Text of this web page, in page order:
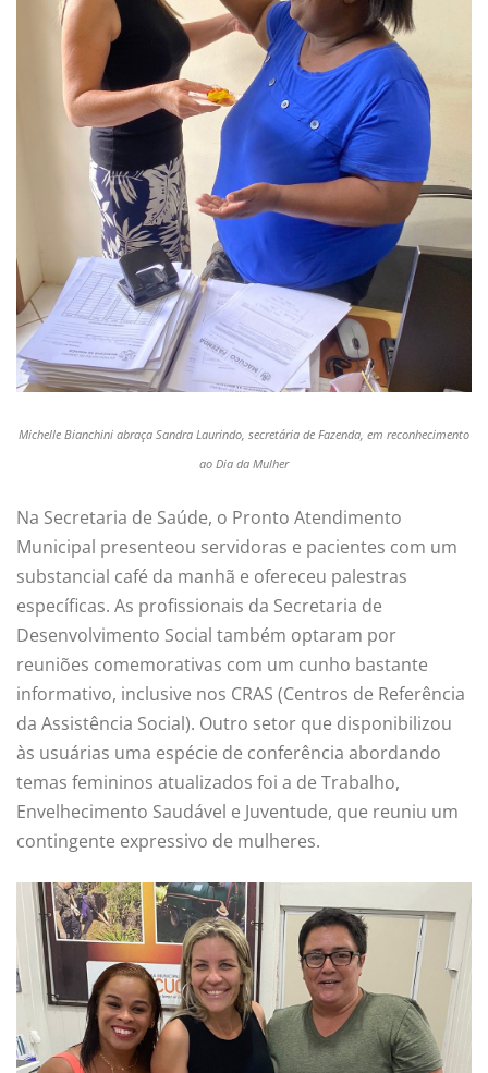
Michelle Bianchini abraça Sandra Laurindo, secretária de Fazenda, em reconhecimento
ao Dia da Mulher
Na Secretaria de Saúde, o Pronto Atendimento
Municipal presenteou servidoras e pacientes com um
substancial café da manhã e ofereceu palestras
específicas. As profissionais da Secretaria de
Desenvolvimento Social também optaram por
reuniões comemorativas com um cunho bastante
informativo, inclusive nos CRAS (Centros de Referência
da Assistência Social). Outro setor que disponibilizou
às usuárias uma espécie de conferência abordando
temas femininos atualizados foi a de Trabalho,
Envelhecimento Saudável e Juventude, que reuniu um
contingente expressivo de mulheres.